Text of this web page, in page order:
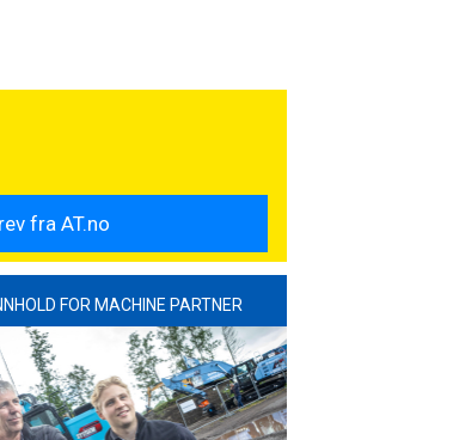
FOR MACHINE PARTNER